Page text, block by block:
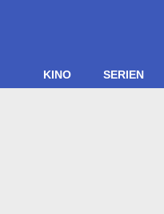
KINO SERIEN